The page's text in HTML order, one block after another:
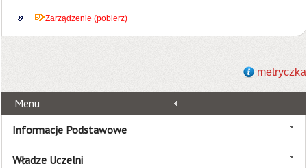
Zarządzenie (pobierz)
metryczka
Menu
Informacje Podstawowe
Władze Uczelni